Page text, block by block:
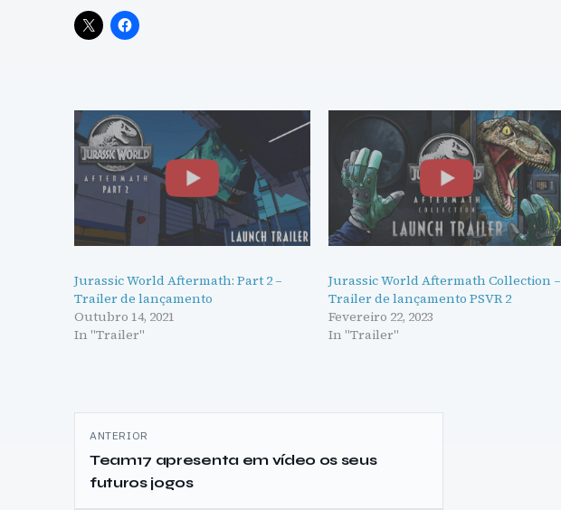
Jurassic World Aftermath: Part 2 –
Trailer de lançamento
Outubro 14, 2021
In "Trailer"
Jurassic World Aftermath Collection –
Trailer de lançamento PSVR 2
Fevereiro 22, 2023
In "Trailer"
Navegação
de
artigos
ANTERIOR
Team17 apresenta em vídeo os seus
futuros jogos